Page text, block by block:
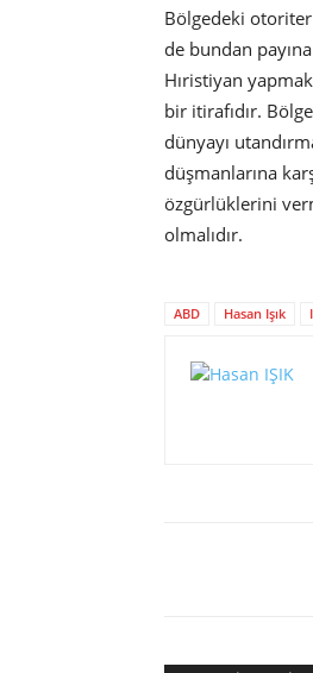
Bölgedeki
de bundan
Hıristiyan
bir itirafıdır.
dünyayı
düşmanlarına
özgürlüklerini
olmalıdır.
ABD Hasan Işık